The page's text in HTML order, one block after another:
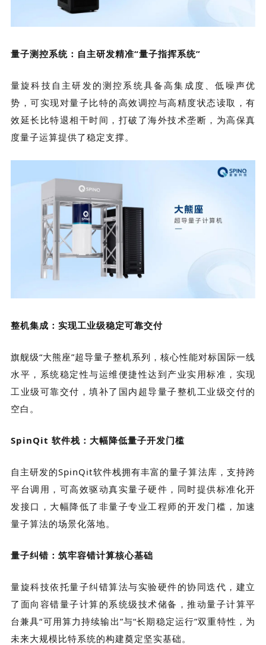
量子测控系统：自主研发精准“量子指挥系统”
量旋科技 自主研发的测控系统具备高集成度、低噪声优
势，可实现对量子比特的高效调控与高精度状态读取，有
效延长比特退相干时间，打破了海外技术垄断，为高保真
度量子运算提供了稳定支撑。
整机集成：实现工业级稳定可靠交付
旗舰级“大熊座”超导量子整机系列，核心性能对标国际一线
水平，系统稳定性与运维便捷性达到产业实用标准，实现
工业级可靠交付，填补了国内超导量子整机工业级交付的
空白。
SpinQit 软件栈：大幅降低量子开发门槛
自主研发的SpinQit软件栈拥有丰富的量子算法库，支持跨
平台调用，可高效驱动真实量子硬件，同时提供标准化开
发接口，大幅降低了非量子专业工程师的开发门槛，加速
量子算法的场景化落地。
量子纠错：筑牢容错计算核心基础
量旋科技依托量子纠错算法与实验硬件的协同迭代，建立
了面向容错量子计算的系统级技术储备，推动量子计算平
台兼具“可用算力持续输出”与“长期稳定运行”双重特性，为
未来大规模比特系统的构建奠定坚实基础。